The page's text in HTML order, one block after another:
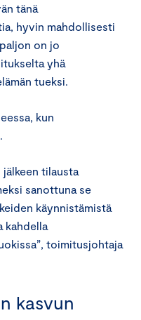
tänä
hyvin mahdollisesti
on jo
yhä
tueksi.
kun
tilausta
sanottuna se
käynnistämistä
kahdella
toimitusjohtaja
kasvun